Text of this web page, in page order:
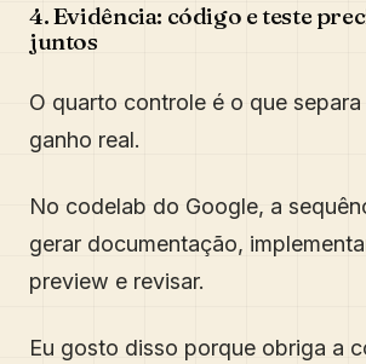
4. Evidência: código e teste
juntos
O quarto controle é o que
ganho real.
No codelab do Google, a
gerar documentação,
preview e revisar.
Eu gosto disso porque obriga a